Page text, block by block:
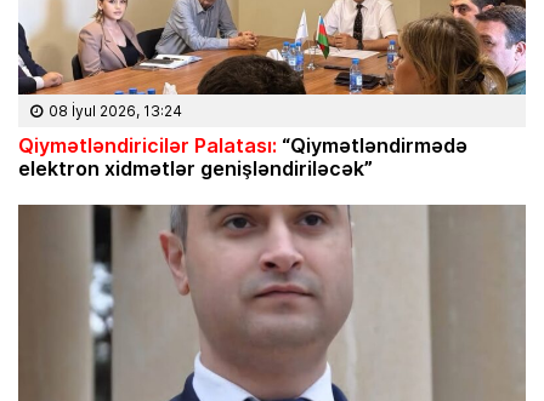
08 İyul 2026, 13:24
Qiymətləndiricilər Palatası: “Qiymətləndirmədə
elektron xidmətlər genişləndiriləcək”